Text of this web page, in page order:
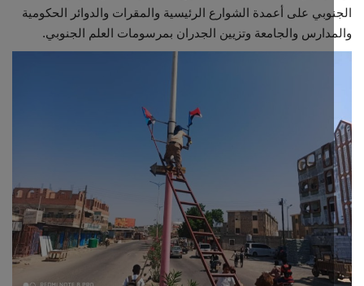
على أعمدة الشوارع الرئيسية والمقرات والدوائر الحكومية
والجامعة وتزيين الجدران بمرسومات العلم الجنوبي.